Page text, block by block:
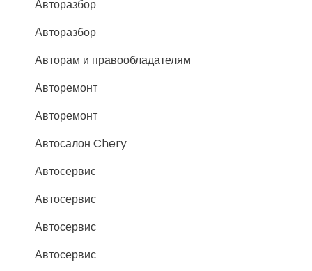
Авторазбор
Авторазбор
Авторам и правообладателям
Авторемонт
Авторемонт
Автосалон Chery
Автосервис
Автосервис
Автосервис
Автосервис